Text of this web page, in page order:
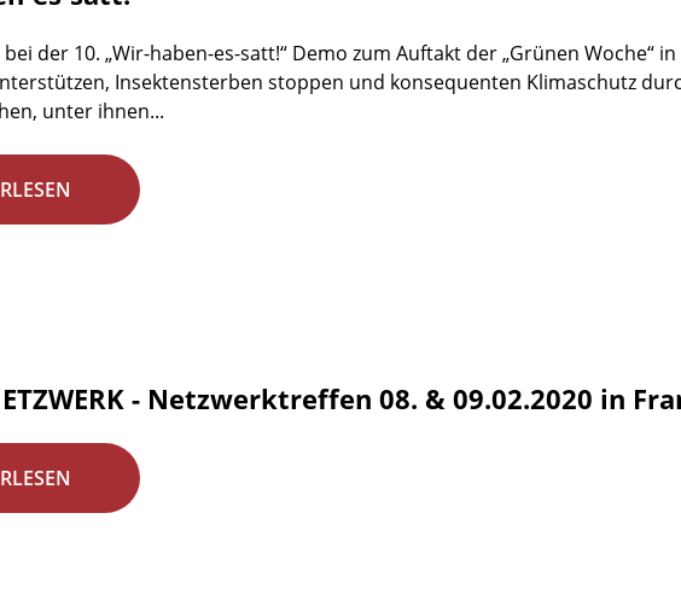
bei der 10. „Wir-haben-es-satt!“ Demo zum Auftakt der „Grünen Woche“
Insektensterben stoppen und konsequenten Klimaschutz
unter ihnen...
- Netzwerktreffen 08. & 09.02.2020 in